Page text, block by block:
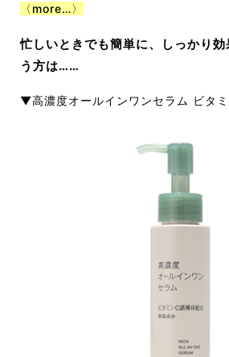
〈more…〉
忙しいときでも簡単に、しっかり
う方は……
▼高濃度オールインワンセラム ビタ